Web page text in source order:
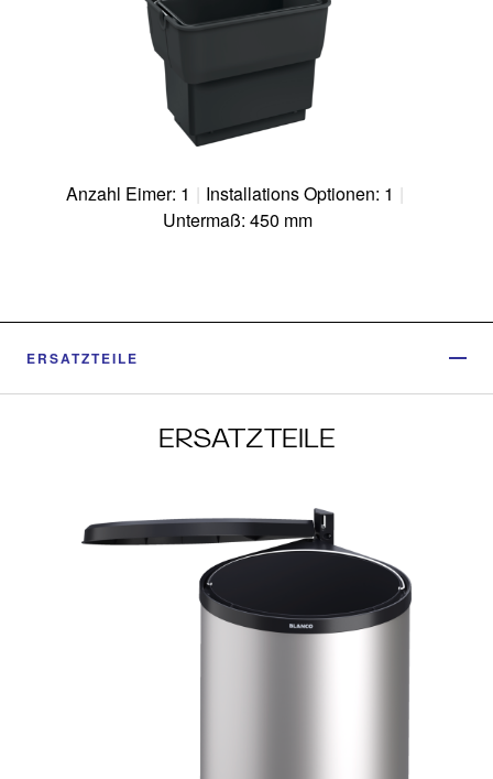
Anzahl Eimer: 1 | Installations Optionen: 1 |
Untermaß: 450 mm
ERSATZTEILE
ERSATZTEILE